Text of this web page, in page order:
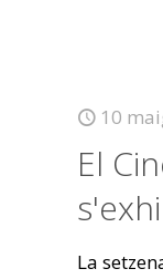
10
El
La